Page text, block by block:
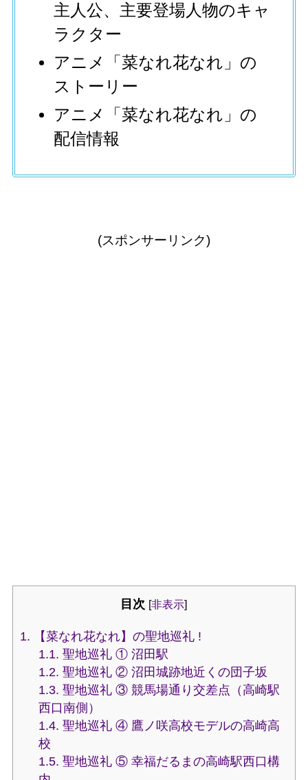
主人公、主要登場人物のキャ
ラクター
アニメ「菜なれ花なれ」の
ストーリー
アニメ「菜なれ花なれ」の
配信情報
(スポンサーリンク)
目次 [非表示]
1. 【菜なれ花なれ】の聖地巡礼 !
1.1. 聖地巡礼 ① 沼田駅
1.2. 聖地巡礼 ② 沼田城跡地近くの団子坂
1.3. 聖地巡礼 ③ 競馬場通り交差点（高崎駅
西口南側）
1.4. 聖地巡礼 ④ 鷹ノ咲高校モデルの高崎高
校
1.5. 聖地巡礼 ⑤ 幸福だるまの高崎駅西口構